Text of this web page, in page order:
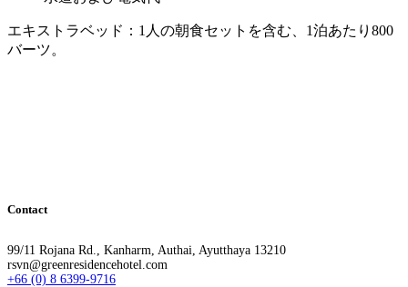
エキストラベッド：1人の朝食セットを含む、1泊あたり800
バーツ。
Contact
99/11 Rojana Rd., Kanharm, Authai, Ayutthaya 13210
rsvn@greenresidencehotel.com
+66 (0) 8 6399-9716